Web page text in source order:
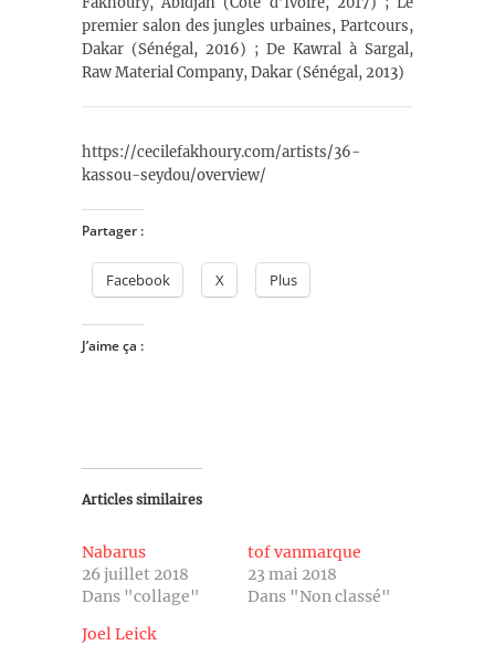
premier salon des jungles urbaines, Partcours,
Dakar (Sénégal, 2016) ; De Kawral à Sargal,
Raw Material Company, Dakar (Sénégal, 2013)
https://cecilefakhoury.com/artists/36-
kassou-seydou/overview/
Partager :
Facebook X Plus
J’aime ça :
Articles similaires
Nabarus
26 juillet 2018
Dans "collage"
tof vanmarque
23 mai 2018
Dans "Non classé"
Joel Leick